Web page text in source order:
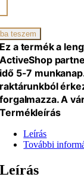
teszem
Ez a termék a
ActiveShop
idő 5-7
raktárunkból
forgalmazza. A
Termékleírás
Leírás
További
Leírás